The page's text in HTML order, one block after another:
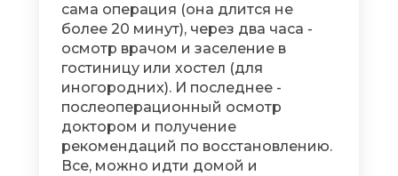
сама операция (она длится не
более 20 минут), через два часа -
осмотр врачом и заселение в
гостиницу или хостел (для
иногородних). И последнее -
послеоперационный осмотр
доктором и получение
рекомендаций по восстановлению.
Все, можно идти домой и